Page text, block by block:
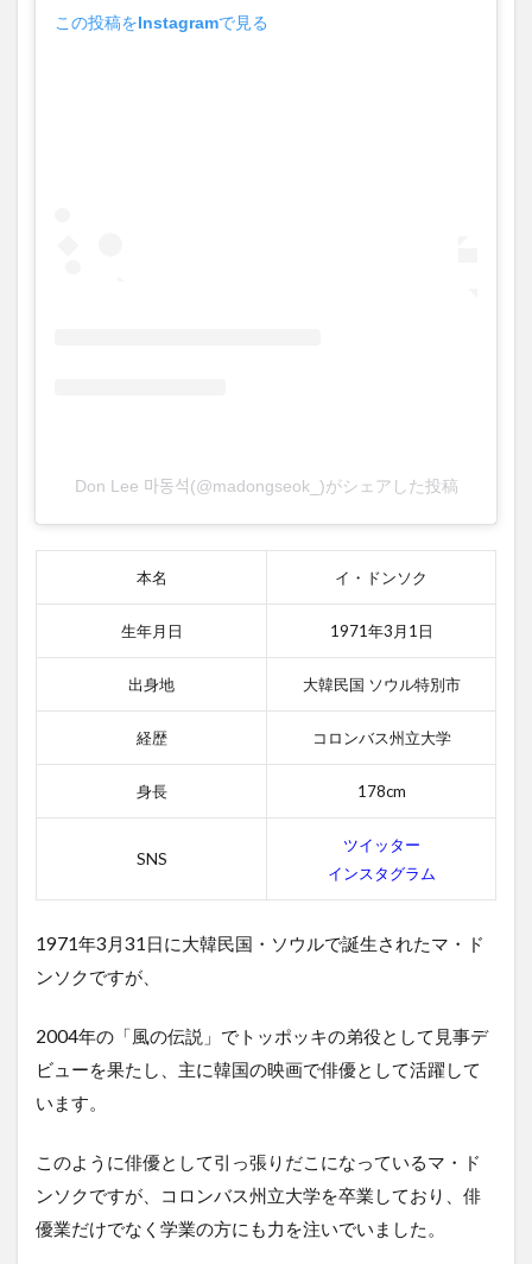
2.1.2
風の伝
この投稿をInstagramで見る
Don Lee 마동석(@madongseok_)がシェアした投稿
本名 イ・ドンソク
生年月日 1971年3月1日
出身地 大韓民国 ソウル特別市
経歴 コロンバス州立大学
身長 178cm
SNS
ツイッター
インスタグラム
1971年3月31日に大韓民国・ソウルで誕生されたマ・ド
ンソクですが、
2004年の「風の伝説」でトッポッキの弟役として見事デ
ビューを果たし、主に韓国の映画で俳優として活躍して
います。
このように俳優として引っ張りだこになっているマ・ド
ンソクですが、
コロンバス州立大学を卒業しており、俳
優業だけでなく学業の方にも力を注いでいました。